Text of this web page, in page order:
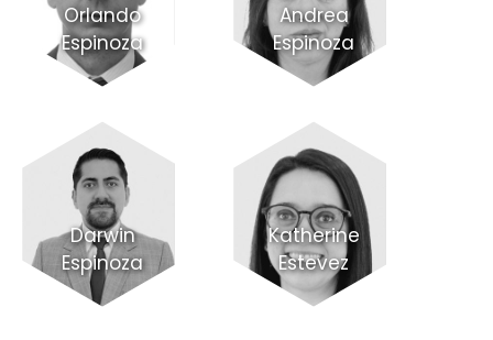
Orlando
Espinoza
Andrea
Espinoza
Darwin
Espinoza
Katherine
Estevez